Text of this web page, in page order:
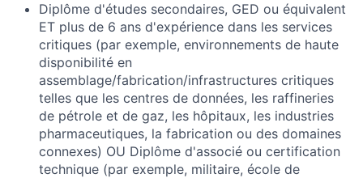
Diplôme d'études secondaires, GED ou équivalent
ET plus de 6 ans d'expérience dans les services
critiques (par exemple, environnements de haute
disponibilité en
assemblage/fabrication/infrastructures critiques
telles que les centres de données, les raffineries
de pétrole et de gaz, les hôpitaux, les industries
pharmaceutiques, la fabrication ou des domaines
connexes) OU Diplôme d'associé ou certification
technique (par exemple, militaire, école de